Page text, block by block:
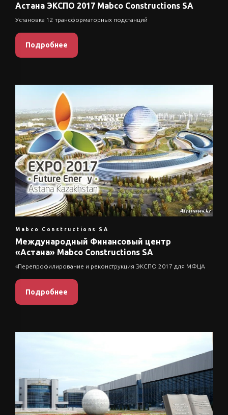
Астана ЭКСПО 2017 Mabco Constructions SA
Установка 12 трансформаторных подстанций
Подробнее
Mabco Constructions SA
Международный Финансовый центр
«Астана» Mabco Constructions SA
«Перепрофилирование и реконструкция ЭКСПО 2017 для МФЦА
Подробнее